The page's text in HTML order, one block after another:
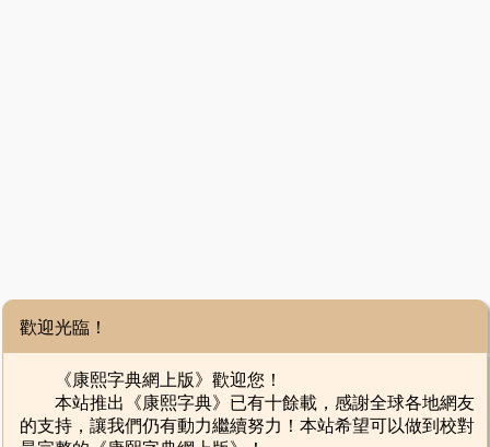
歡迎光臨！
《康熙字典網上版》歡迎您！
本站推出《康熙字典》已有十餘載，感謝全球各地網友
的支持，讓我們仍有動力繼續努力！本站希望可以做到校對